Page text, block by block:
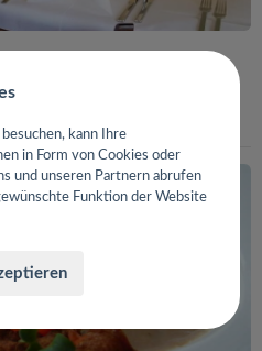
kann Ihre
in Form von Cookies oder
und unseren Partnern abrufen
Funktion der Website